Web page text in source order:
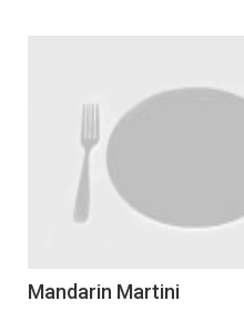
Mandarin Martini